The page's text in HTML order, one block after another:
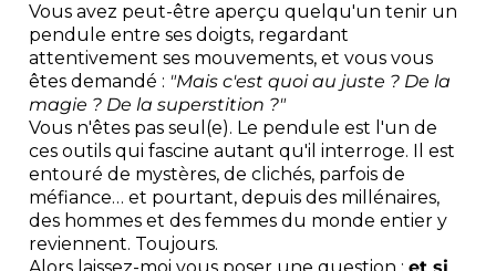
Vous avez peut-être aperçu quelqu'un tenir un
pendule entre ses doigts, regardant
attentivement ses mouvements, et vous vous
êtes demandé : "Mais c'est quoi au juste ? De la
magie ? De la superstition ?"
Vous n'êtes pas seul(e). Le pendule est l'un de
ces outils qui fascine autant qu'il interroge. Il est
entouré de mystères, de clichés, parfois de
méfiance… et pourtant, depuis des millénaires,
des hommes et des femmes du monde entier y
reviennent. Toujours.